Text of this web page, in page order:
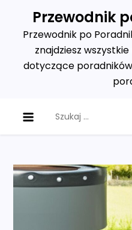
content
Przewodnik
Przewodnik po
znajdziesz
dotyczące